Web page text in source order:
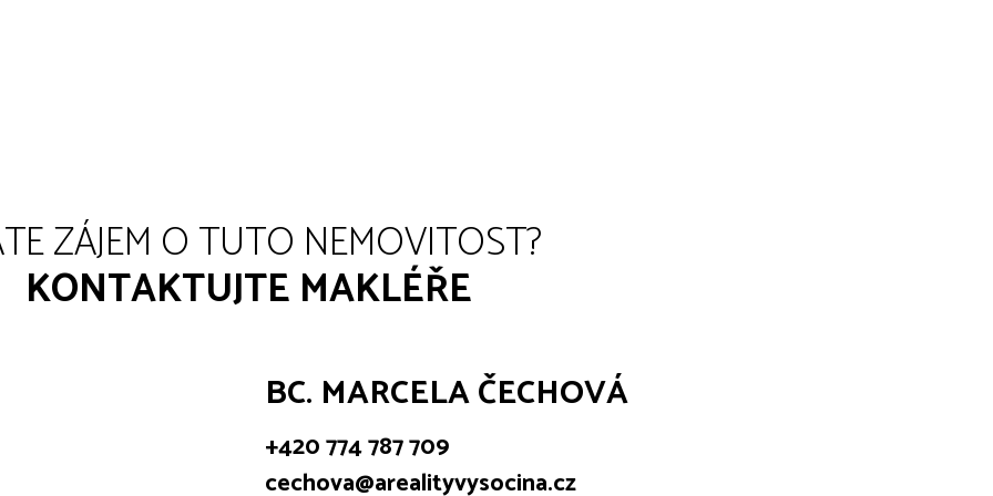
ZÁJEM O TUTO NEMOVITOST?
KONTAKTUJTE MAKLÉŘE
BC. MARCELA ČECHOVÁ
+420 774 787 709
cechova@arealityvysocina.cz